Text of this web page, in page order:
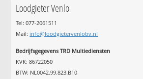
Loodgieter Venlo
Tel: 077-2061511
Mail: info@loodgietervenlobv.nl
Bedrijfsgegevens TRD Multiediensten
KVK: 86722050
BTW: NL0042.99.823.B10